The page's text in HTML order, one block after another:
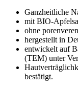
Ganzheitliche
mit BIO-
ohne
hergestellt in
entwickelt auf
(TEM) unter
bestätigt.